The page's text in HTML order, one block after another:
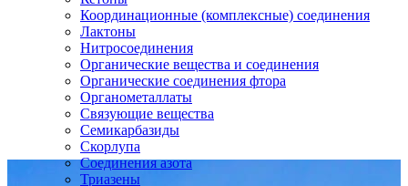
Координационные (комплексные) соединения
Лактоны
Нитросоединения
Органические вещества и соединения
Органические соединения фтора
Органометаллаты
Связующие вещества
Семикарбазиды
Скорлупа
Соединения азота
Триазены